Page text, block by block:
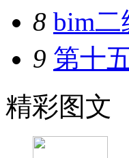
8 bim
9 第十
精彩图文